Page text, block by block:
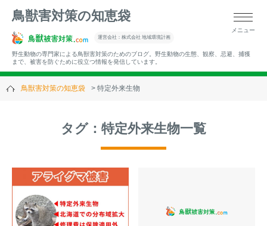
鳥獣害対策の知恵袋
運営会社：株式会社 地域環境計画
野生動物の専門家による鳥獣害対策のためのブログ。野生動物の生態、観察、忌避、捕獲
まで、被害を防ぐために役立つ情報を発信しています。
メニュー
▼キーワードから記事を探す
鳥獣害対策の知恵袋 特定外来生物
タグ：特定外来生物一覧